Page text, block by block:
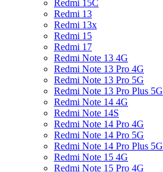
Redmi 15C
Redmi 13
Redmi 13x
Redmi 15
Redmi 17
Redmi Note 13 4G
Redmi Note 13 Pro 4G
Redmi Note 13 Pro 5G
Redmi Note 13 Pro Plus 5G
Redmi Note 14 4G
Redmi Note 14S
Redmi Note 14 Pro 4G
Redmi Note 14 Pro 5G
Redmi Note 14 Pro Plus 5G
Redmi Note 15 4G
Redmi Note 15 Pro 4G